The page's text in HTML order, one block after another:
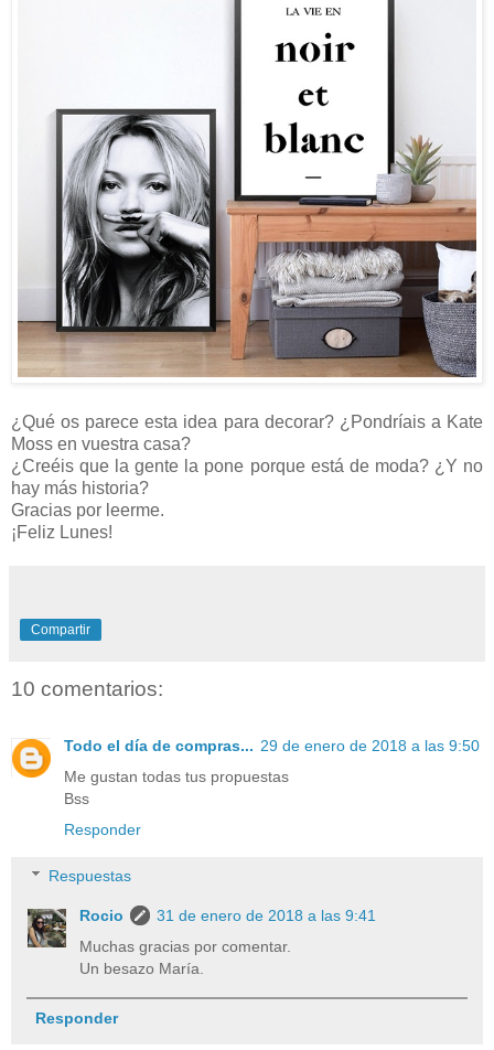
¿Qué os parece esta idea para decorar? ¿Pondríais a Kate
Moss en vuestra casa?
¿Creéis que la gente la pone porque está de moda? ¿Y no
hay más historia?
Gracias por leerme.
¡Feliz Lunes!
Compartir
10 comentarios:
Todo el día de compras... 29 de enero de 2018 a las 9:50
Me gustan todas tus propuestas
Bss
Responder
Respuestas
Rocio
31 de enero de 2018 a las 9:41
Muchas gracias por comentar.
Un besazo María.
Responder